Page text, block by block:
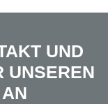
UND
UNSEREN